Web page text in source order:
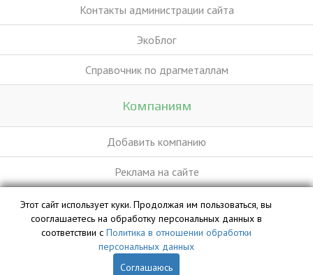
Контакты администрации сайта
ЭкоБлог
Справочник по драгметаллам
Компаниям
Добавить компанию
Реклама на сайте
База данных сайта vyvoz.org является интеллектуальной
собственностью ООО «Профит» и охраняется законом.
Этот сайт использует куки. Продолжая им пользоваться, вы
сооглашаетесь на обработку персональных данных в
соответствии с Политика в отношении обработки
персональных данных
Соглашаюсь